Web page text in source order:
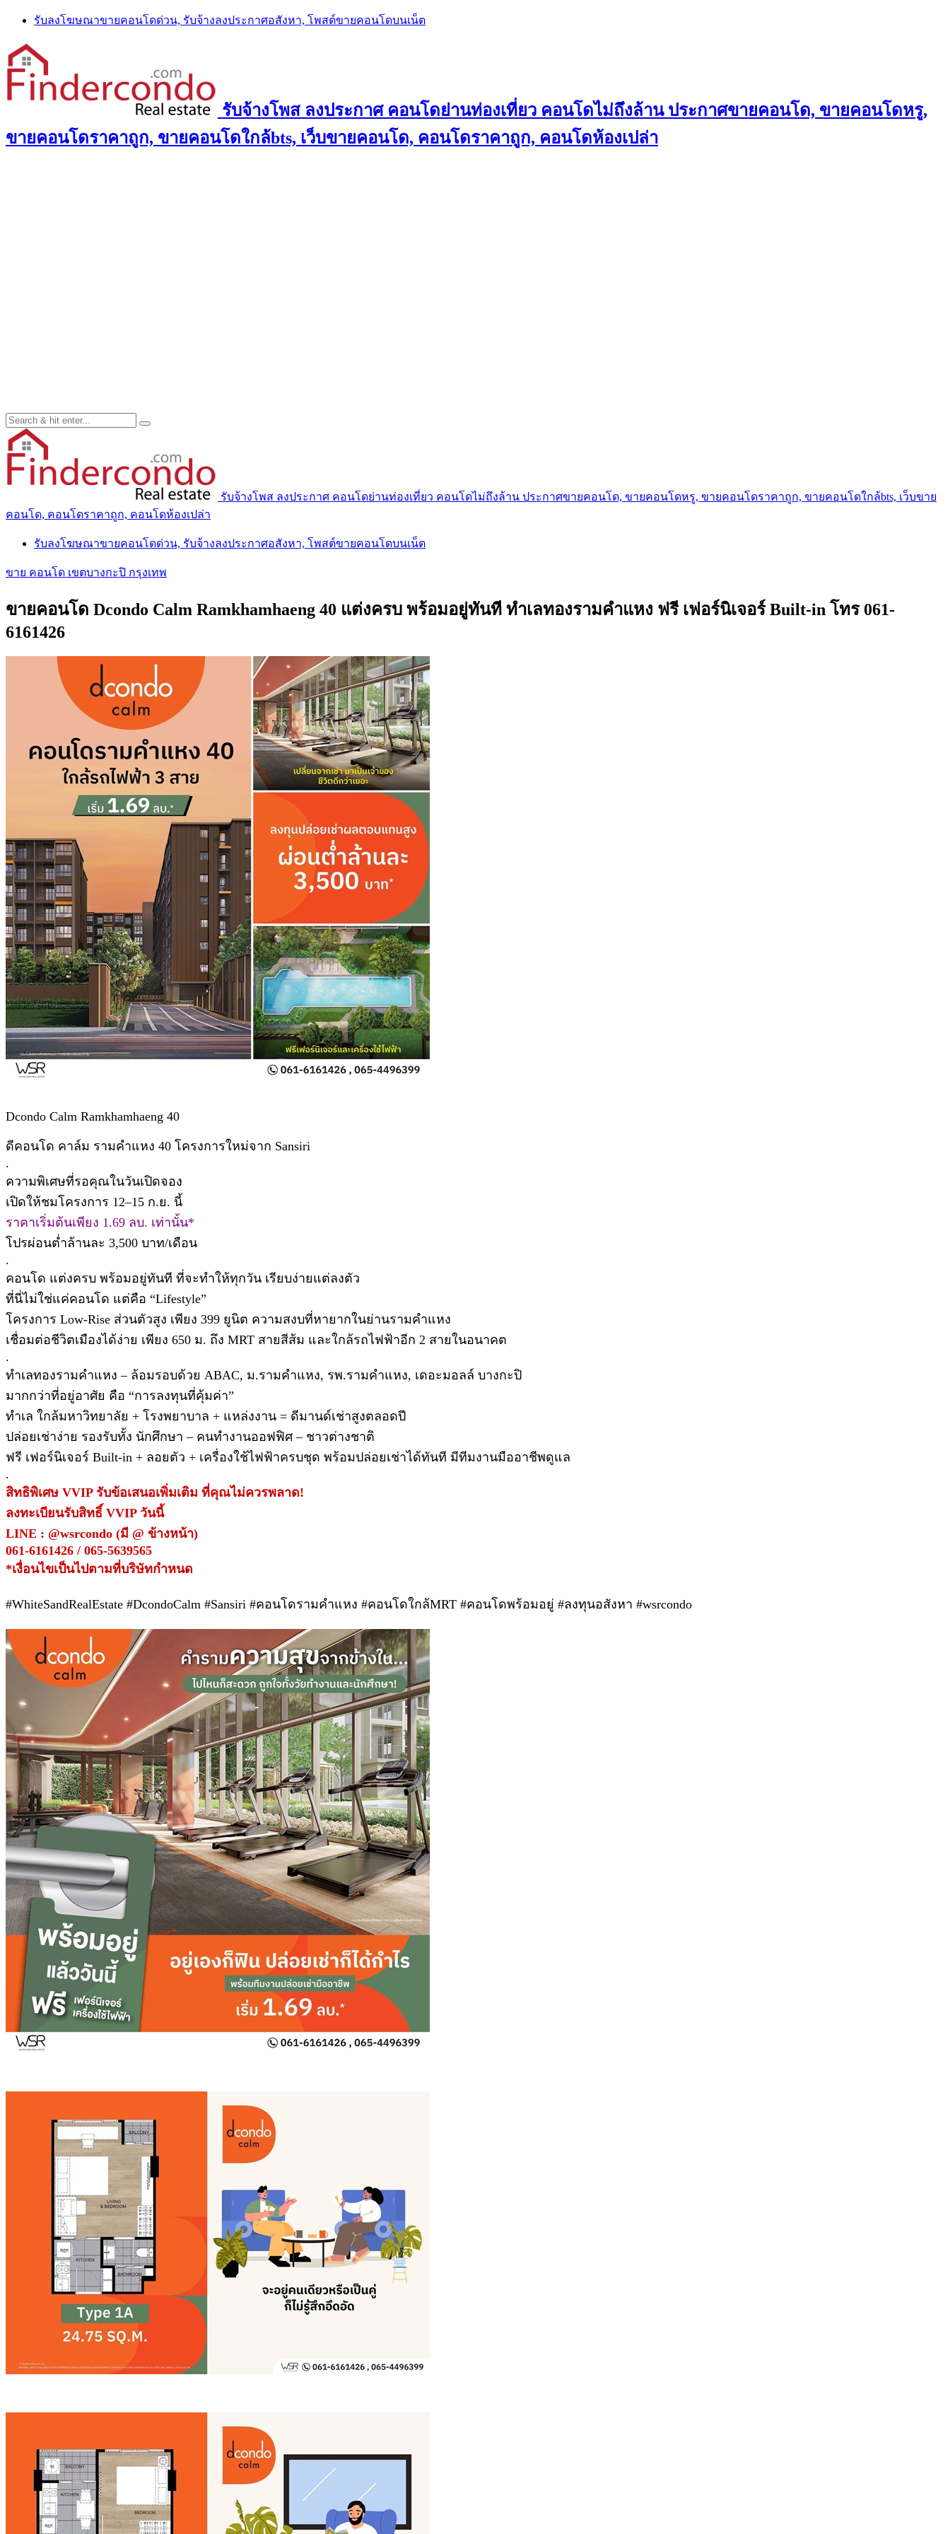
Skip
content
รับลงโฆษณาขายคอนโดด่วน, รับจ้างลงประกาศอสังหา, โพสต์ขายคอนโดบนเน็ต
รับจ้างโพส ลงประกาศ คอนโดย่านท่องเที่ยว คอนโดไม่ถึงล้าน ประกาศขายคอนโด, ขายคอนโดหรู,
ขายคอนโดราคาถูก, ขายคอนโดใกล้bts, เว็บขายคอนโด, คอนโดราคาถูก, คอนโดห้องเปล่า
รับจ้างโพส ลงประกาศ คอนโดย่านท่องเที่ยว คอนโดไม่ถึงล้าน ประกาศขายคอนโด, ขายคอนโดหรู, ขายคอนโดราคาถูก, ขายคอนโดใกล้bts, เว็บขาย
คอนโด, คอนโดราคาถูก, คอนโดห้องเปล่า
รับลงโฆษณาขายคอนโดด่วน, รับจ้างลงประกาศอสังหา, โพสต์ขายคอนโดบนเน็ต
ขาย คอนโด เขตบางกะปิ กรุงเทพ
ขายคอนโด Dcondo Calm Ramkhamhaeng 40 แต่งครบ พร้อมอยู่ทันที ทำเลทองรามคำแหง ฟรี เฟอร์นิเจอร์ Built-in โทร 061-
6161426
Dcondo Calm Ramkhamhaeng 40
ดีคอนโด คาล์ม รามคำแหง 40 โครงการใหม่จาก Sansiri
.
ความพิเศษที่รอคุณในวันเปิดจอง
เปิดให้ชมโครงการ 12–15 ก.ย. นี้
ราคาเริ่มต้นเพียง 1.69 ลบ. เท่านั้น*
โปรผ่อนต่ำล้านละ 3,500 บาท/เดือน
.
คอนโด แต่งครบ พร้อมอยู่ทันที ที่จะทำให้ทุกวัน เรียบง่ายแต่ลงตัว
ที่นี่ไม่ใช่แค่คอนโด แต่คือ “Lifestyle”
โครงการ Low-Rise ส่วนตัวสูง เพียง 399 ยูนิต ความสงบที่หายากในย่านรามคำแหง
เชื่อมต่อชีวิตเมืองได้ง่าย เพียง 650 ม. ถึง MRT สายสีส้ม และใกล้รถไฟฟ้าอีก 2 สายในอนาคต
.
ทำเลทองรามคำแหง – ล้อมรอบด้วย ABAC, ม.รามคำแหง, รพ.รามคำแหง, เดอะมอลล์ บางกะปิ
มากกว่าที่อยู่อาศัย คือ “การลงทุนที่คุ้มค่า”
ทำเล ใกล้มหาวิทยาลัย + โรงพยาบาล + แหล่งงาน = ดีมานด์เช่าสูงตลอดปี
ปล่อยเช่าง่าย รองรับทั้ง นักศึกษา – คนทำงานออฟฟิศ – ชาวต่างชาติ
ฟรี เฟอร์นิเจอร์ Built-in + ลอยตัว + เครื่องใช้ไฟฟ้าครบชุด พร้อมปล่อยเช่าได้ทันที มีทีมงานมืออาชีพดูแล
.
สิทธิพิเศษ VVIP รับข้อเสนอเพิ่มเติม ที่คุณไม่ควรพลาด!
ลงทะเบียนรับสิทธิ์ VVIP วันนี้
LINE : @wsrcondo (มี @ ข้างหน้า)
061-6161426 / 065-5639565
*เงื่อนไขเป็นไปตามที่บริษัทกำหนด
#WhiteSandRealEstate #DcondoCalm #Sansiri #คอนโดรามคำแหง #คอนโดใกล้MRT #คอนโดพร้อมอยู่ #ลงทุนอสังหา #wsrcondo